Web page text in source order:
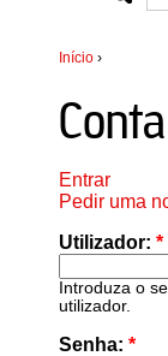
Início ›
Entrar
Pedir uma
Utilizador: *
Introduza o
utilizador.
Senha: *